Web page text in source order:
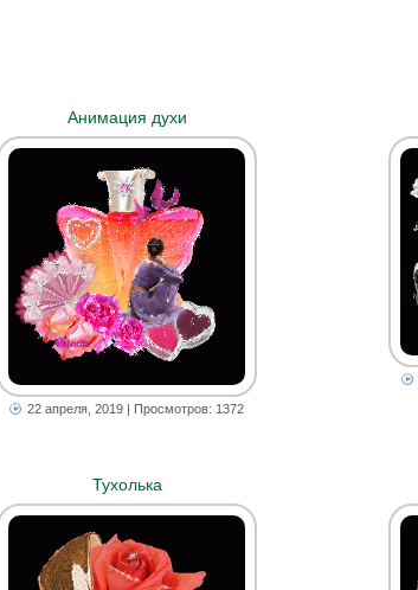
Анимация духи
22 апреля, 2019 | Просмотров: 1372
Тухолька